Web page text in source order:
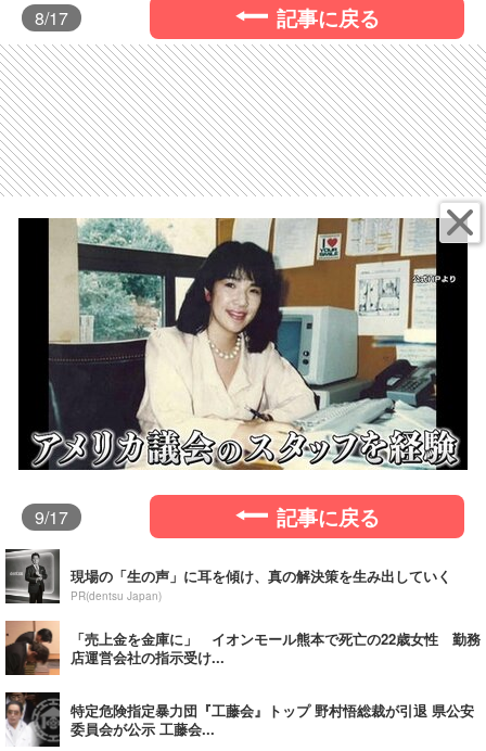
8/17 記事に戻る
9/17 記事に戻る
現場の「生の声」に耳を傾け、真の解決策を生み出していく
PR(dentsu Japan)
「売上金を金庫に」 イオンモール熊本で死亡の22歳女性 勤務
店運営会社の指示受け...
特定危険指定暴力団『工藤会』トップ 野村悟総裁が引退 県公安
委員会が公示 工藤会...